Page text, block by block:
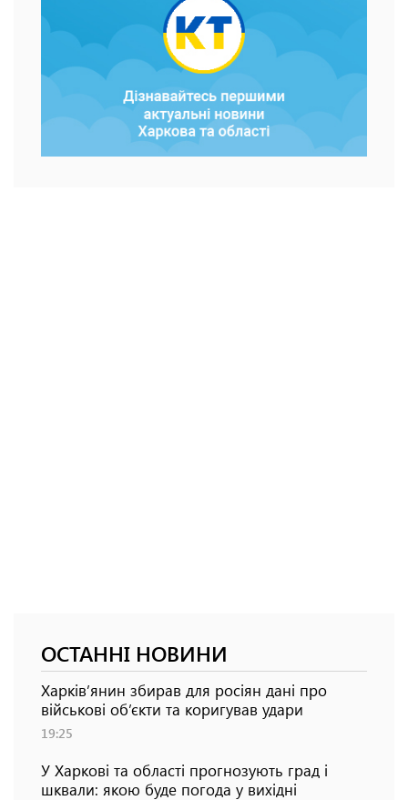
ОСТАННІ НОВИНИ
Харків’янин збирав для росіян дані про
військові об’єкти та коригував удари
19:25
У Харкові та області прогнозують град і
шквали: якою буде погода у вихідні